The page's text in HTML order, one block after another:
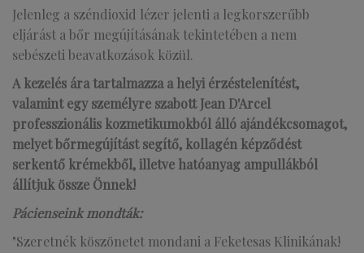
Jelenleg a széndioxid lézer jelenti a legkorszerűbb
eljárást a bőr megújításának tekintetében a nem
sebészeti beavatkozások közül.
A kezelés ára tartalmazza a helyi érzéstelenítést,
valamint egy személyre szabott Jean D'Arcel
professzionális kozmetikumokból álló ajándékcsomagot,
melyet bőrmegújítást segítő, kollagén képződést
serkentő krémekből, illetve hatóanyag ampullákból
állítjuk össze Önnek!
Pácienseink mondták:
"Szeretnék köszönetet mondani a Feketesas Klinikának!